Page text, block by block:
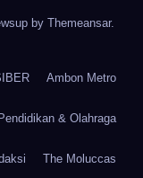
by Themeansar.
Ambon Metro
Pendidikan & Olahraga
The Moluccas